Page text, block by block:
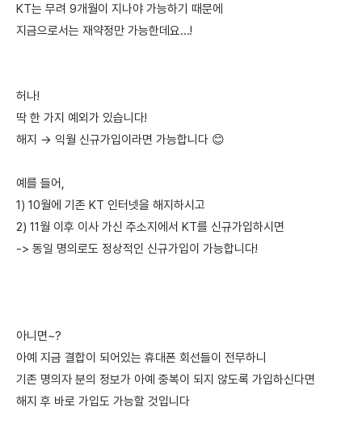
KT는 무려 9개월이 지나야 가능하기 때문에
지금으로서는 재약정만 가능한데요...!
허나!
딱 한 가지 예외가 있습니다!
해지 → 익월 신규가입이라면 가능합니다 😊
예를 들어,
1) 10월에 기존 KT 인터넷을 해지하시고
2) 11월 이후 이사 가신 주소지에서 KT를 신규가입하시면
-> 동일 명의로도 정상적인 신규가입이 가능합니다!
아니면~?
아예 지금 결합이 되어있는 휴대폰 회선들이 전무하니
기존 명의자 분의 정보가 아예 중복이 되지 않도록 가입하신다면
해지 후 바로 가입도 가능할 것입니다